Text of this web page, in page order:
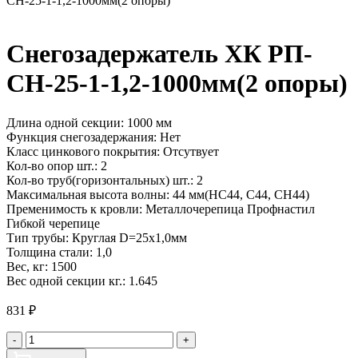
Снегозадержатель ХК РП-
СН-25-1-1,2-1000мм(2 опоры)
Длина одной секции: 1000 мм
Функция снегозадержания: Нет
Класс цинкового покрытия: Отсутвует
Кол-во опор шт.: 2
Кол-во труб(горизонтальных) шт.: 2
Максимальная высота волны: 44 мм(НС44, С44, СН44)
Пременимость к кровли: Металлочерепица Профнастил
Гибкой черепице
Тип трубы: Круглая D=25х1,0мм
Толщина стали: 1,0
Вес, кг: 1500
Вес одной секции кг.: 1.645
831 ₽
-
Количество
товара
+